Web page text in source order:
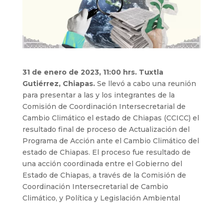
31 de enero de 2023, 11:00 hrs. Tuxtla
Gutiérrez, Chiapas. Se llevó a cabo una reunión
para presentar a las y los integrantes de la
Comisión de Coordinación Intersecretarial de
Cambio Climático el estado de Chiapas (CCICC) el
resultado final de proceso de Actualización del
Programa de Acción ante el Cambio Climático del
estado de Chiapas. El proceso fue resultado de
una acción coordinada entre el Gobierno del
Estado de Chiapas, a través de la Comisión de
Coordinación Intersecretarial de Cambio
Climático, y Política y Legislación Ambiental